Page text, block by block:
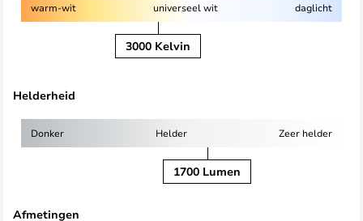
warm-wit universeel wit daglicht
3000 Kelvin
Helderheid
Donker Helder Zeer helder
1700 Lumen
Afmetingen